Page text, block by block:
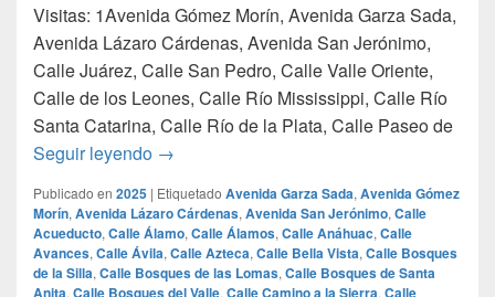
Visitas: 1Avenida Gómez Morín, Avenida Garza Sada,
Avenida Lázaro Cárdenas, Avenida San Jerónimo,
Calle Juárez, Calle San Pedro, Calle Valle Oriente,
Calle de los Leones, Calle Río Mississippi, Calle Río
Santa Catarina, Calle Río de la Plata, Calle Paseo de
Seguir leyendo las 100 calles mas lujosas de monterrey
→
Publicado en 2025 | Etiquetado Avenida Garza Sada, Avenida Gómez
Morín, Avenida Lázaro Cárdenas, Avenida San Jerónimo, Calle
Acueducto, Calle Álamo, Calle Álamos, Calle Anáhuac, Calle
Avances, Calle Ávila, Calle Azteca, Calle Bella Vista, Calle Bosques
de la Silla, Calle Bosques de las Lomas, Calle Bosques de Santa
Anita, Calle Bosques del Valle, Calle Camino a la Sierra, Calle